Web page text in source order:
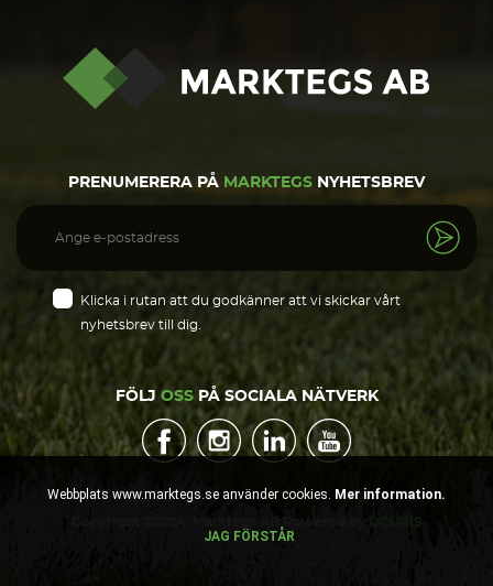
PRENUMERERA PÅ MARKTEGS NYHETSBREV
Klicka i rutan att du godkänner att vi skickar vårt
nyhetsbrev till dig.
FÖLJ OSSPÅ SOCIALA NÄTVERK
OCURIS
Webbplats www.marktegs.se använder cookies. Mer information.
JAG FÖRSTÅR